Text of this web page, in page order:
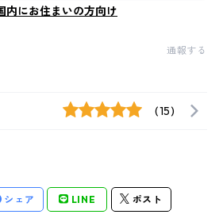
内にお住まいの方向け
通報する
(15)
シェア LINE ポスト